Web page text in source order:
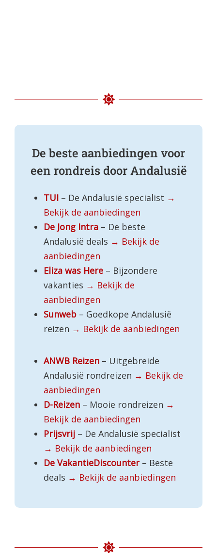
De beste aanbiedingen voor
een rondreis door Andalusië
TUI– De Andalusië specialist →
Bekijk de aanbiedingen
De Jong Intra– De beste
Andalusië deals → Bekijk de
aanbiedingen
Eliza was Here– Bijzondere
vakanties → Bekijk de
aanbiedingen
Sunweb– Goedkope Andalusië
reizen → Bekijk de aanbiedingen
ANWB Reizen– Uitgebreide
Andalusië rondreizen → Bekijk de
aanbiedingen
D-Reizen– Mooie rondreizen →
Bekijk de aanbiedingen
Prijsvrij– De Andalusië specialist
→ Bekijk de aanbiedingen
De VakantieDiscounter– Beste
deals → Bekijk de aanbiedingen